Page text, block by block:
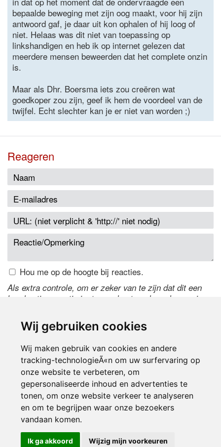
Wij gebruiken cookies
Wij maken gebruik van cookies en andere
tracking-technologieÃ«n om uw surfervaring op
onze website te verbeteren, om
gepersonaliseerde inhoud en advertenties te
tonen, om onze website verkeer te analyseren
en om te begrijpen waar onze bezoekers
vandaan komen.
Ik ga akkoord Wijzig mijn voorkeuren
bepaalde beweging met zijn oog maakt, voor hij zijn
antwoord gaf, je daar uit kon ophalen of hij loog of
niet. Helaas was dit niet van toepassing op
linkshandigen en heb ik op internet gelezen dat
meerdere mensen beweerden dat het complete onzin
is.
Maar als Dhr. Boersma iets zou creëren wat
goedkoper zou zijn, geef ik hem de voordeel van de
twijfel. Echt slechter kan je er niet van worden ;)
Reageren
Hou me op de hoogte bij reacties.
Als extra controle, om er zeker van te zijn dat dit een
handmatige reactie is, typ onderstaande code over in
de code te wijzigen.
© 2000-2026 UFE Media:Managersonline.nl|Brisk magazine